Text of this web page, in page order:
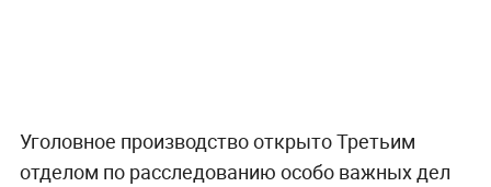
Уголовное производство открыто Третьим
отделом по расследованию особо важных дел